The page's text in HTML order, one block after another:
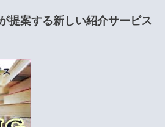
提案する新しい紹介サービス